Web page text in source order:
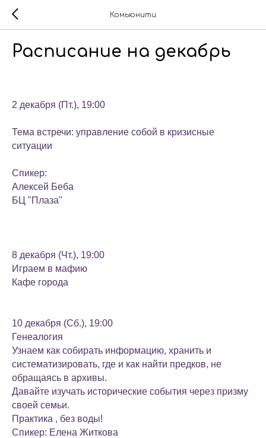
Комьюнити
Расписание на декабрь
2 декабря (Пт.), 19:00
Тема встречи: управление собой в кризисные
ситуации
Спикер:
Алексей Беба
БЦ "Плаза"
8 декабря (Чт.), 19:00
Играем в мафию
Кафе города
10 декабря (Сб.), 19:00
Генеалогия
Узнаем как собирать информацию, хранить и
систематизировать, где и как найти предков, не
обращаясь в архивы.
Давайте изучать исторические события через призму
своей семьи.
Практика , без воды!
Спикер: Елена Житкова